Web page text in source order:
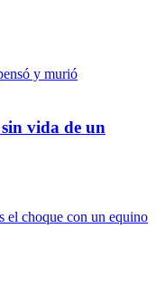
vida de un